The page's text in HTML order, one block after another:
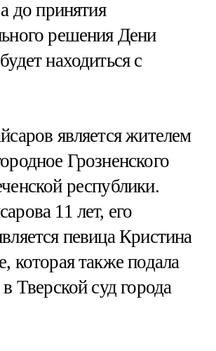
до принятия
решения Дени
находиться с
является жителем
Грозненского
республики.
11 лет, его
певица Кристина
которая также подала
в Тверской суд города